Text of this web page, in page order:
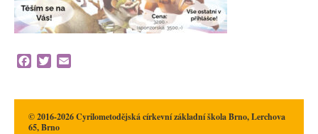
Facebook
Twitter
© 2016-2026 Cyrilometodějská církevní základní škola Brno, Lerchova
65, Brno